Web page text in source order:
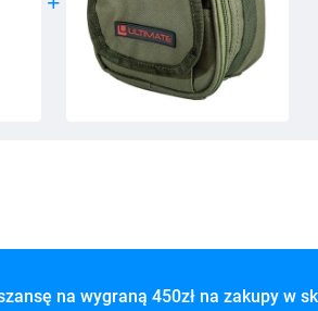
na wygraną 450zł na zakupy w